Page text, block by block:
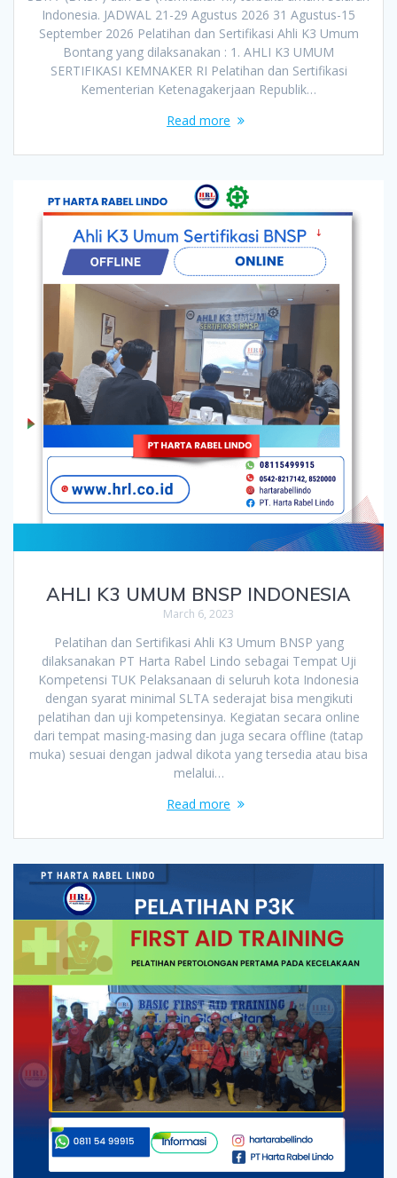
Indonesia. JADWAL 21-29 Agustus 2026 31 Agustus-15
September 2026 Pelatihan dan Sertifikasi Ahli K3 Umum
Bontang yang dilaksanakan : 1. AHLI K3 UMUM
SERTIFIKASI KEMNAKER RI Pelatihan dan Sertifikasi
Kementerian Ketenagakerjaan Republik…
Read more
AHLI K3 UMUM BNSP INDONESIA
March 6, 2023
Pelatihan dan Sertifikasi Ahli K3 Umum BNSP yang
dilaksanakan PT Harta Rabel Lindo sebagai Tempat Uji
Kompetensi TUK Pelaksanaan di seluruh kota Indonesia
dengan syarat minimal SLTA sederajat bisa mengikuti
pelatihan dan uji kompetensinya. Kegiatan secara online
dari tempat masing-masing dan juga secara offline (tatap
muka) sesuai dengan jadwal dikota yang tersedia atau bisa
melalui…
Read more